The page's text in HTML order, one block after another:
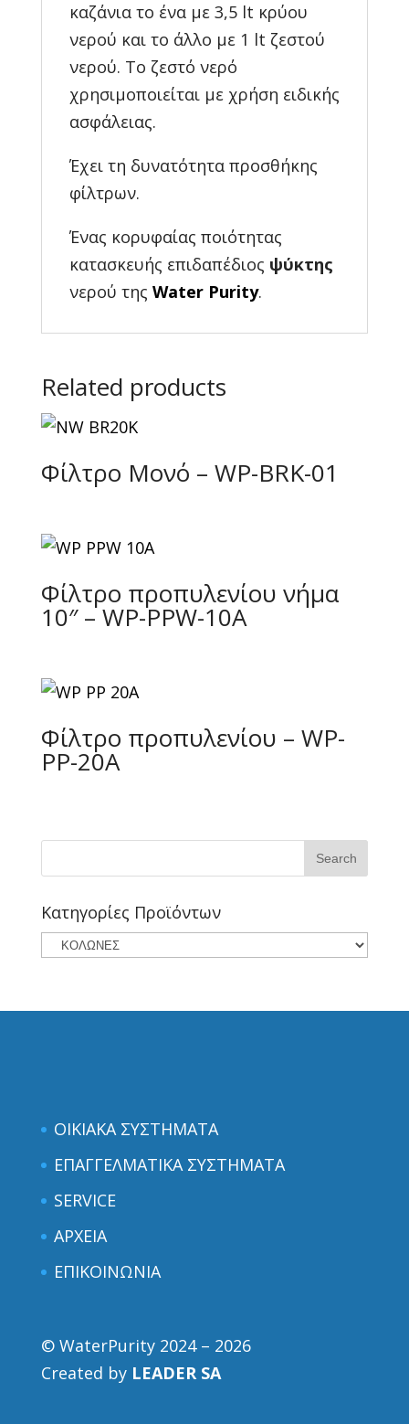
καζάνια το ένα με 3,5 lt κρύου
νερού και το άλλο με 1 lt ζεστού
νερού. Το ζεστό νερό
χρησιμοποιείται με χρήση ειδικής
ασφάλειας.
Έχει τη δυνατότητα προσθήκης
φίλτρων.
Ένας κορυφαίας ποιότητας
κατασκευής επιδαπέδιος ψύκτης
νερού της Water Purity.
Related products
Φίλτρο Μονό – WP-BRK-01
Φίλτρο προπυλενίου νήμα
10″ – WP-PPW-10A
Φίλτρο προπυλενίου – WP-
PP-20A
Κατηγορίες Προϊόντων
ΟΙΚΙΑΚΑ ΣΥΣΤΗΜΑΤΑ
ΕΠΑΓΓΕΛΜΑΤΙΚΑ ΣΥΣΤΗΜΑΤΑ
SERVICE
ΑΡΧΕΙΑ
ΕΠΙΚΟΙΝΩΝΙΑ
© WaterPurity 2024 – 2026
Created by LEADER SA